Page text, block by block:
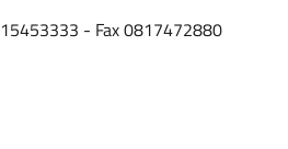
- Fax 0817472880